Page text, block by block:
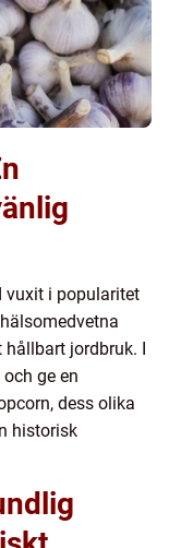
vuxit i popularitet
hållbart jordbruk. I
ge en
dess olika
historisk